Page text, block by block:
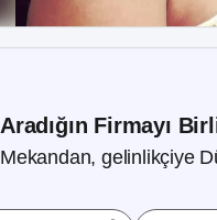
Aradığın Firmayı
Mekandan, gelinlikçiye